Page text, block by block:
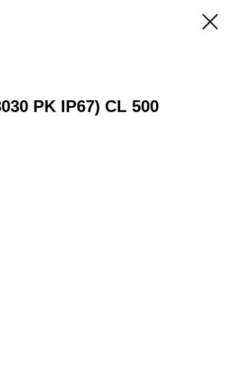
PK IP67) CL 500